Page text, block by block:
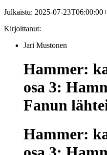
Julkaistu: 2025-07-
Kirjoittanut:
Jari Mustonen
Hammer:
osa 3:
Fanun
Hammer: